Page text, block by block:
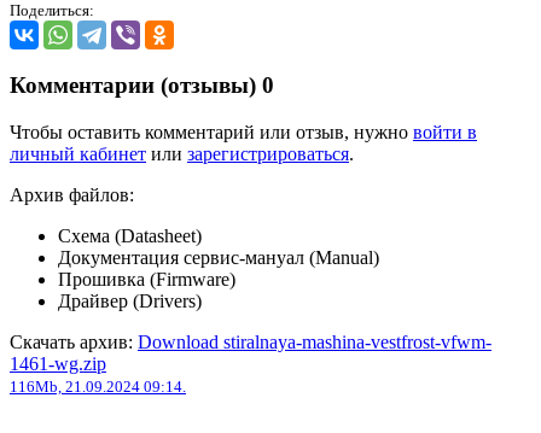
Поделиться:
Комментарии (отзывы) 0
Чтобы оставить комментарий или отзыв, нужно войти в
личный кабинет или зарегистрироваться.
Архив файлов:
Схема (Datasheet)
Документация сервис-мануал (Manual)
Прошивка (Firmware)
Драйвер (Drivers)
Скачать архив: Download stiralnaya-mashina-vestfrost-vfwm-
1461-wg.zip
116Mb, 21.09.2024 09:14.